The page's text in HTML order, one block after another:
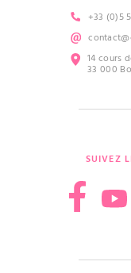
+33 (0)5
14 cours
33 000
SUIVEZ